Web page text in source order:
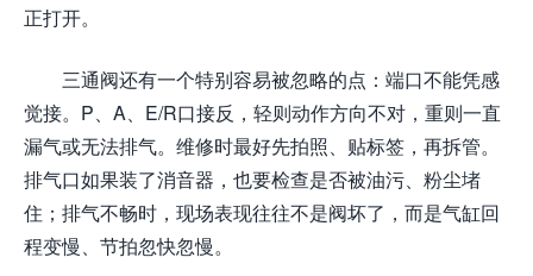
正打开。
三通阀还有一个特别容易被忽略的点：端口不能凭感
觉接。P、A、E/R口接反，轻则动作方向不对，重则一直
漏气或无法排气。维修时最好先拍照、贴标签，再拆管。
排气口如果装了消音器，也要检查是否被油污、粉尘堵
住；排气不畅时，现场表现往往不是阀坏了，而是气缸回
程变慢、节拍忽快忽慢。